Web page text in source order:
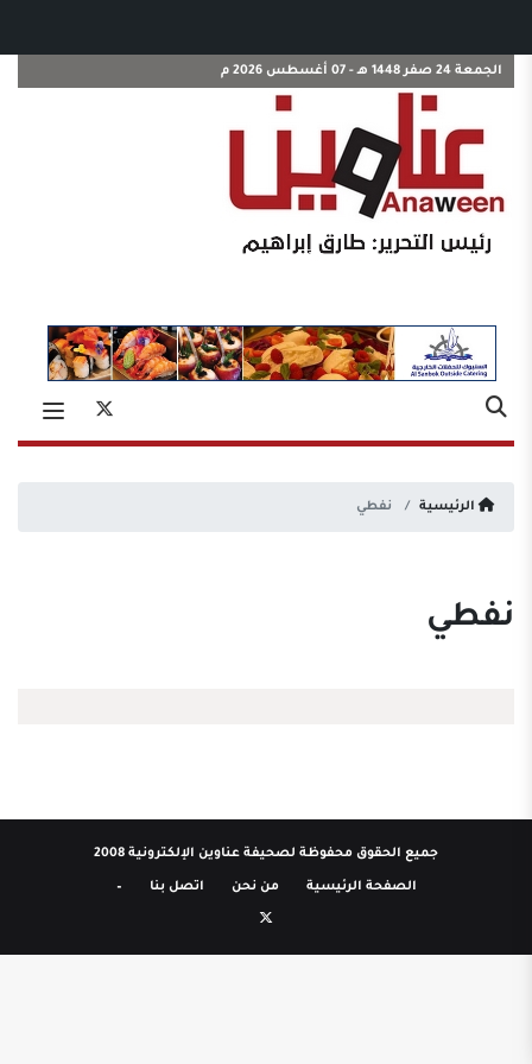
الجمعة 24 صفر 1448 هـ - 07 أغسطس 2026 م
الرئيسية نفطي
نفطي
جميع الحقوق محفوظة لصحيفة عناوين الإلكترونية 2008
الصفحة الرئيسية من نحن اتصل بنا –